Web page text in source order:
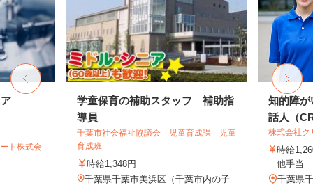
ト株式会
学童保育の補助スタッフ 補助指
導員
千葉市社会福祉協議会 児童育成課 児童
育成班
時給1,348円
千葉県千葉市美浜区（千葉市内の子
知的障が
話人（
株式会社ク
時給
他手当
千葉県